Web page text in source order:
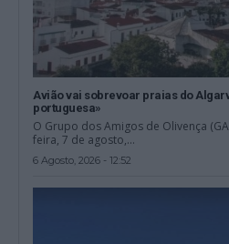
Avião vai sobrevoar praias do
portuguesa»
O Grupo dos Amigos de Olivença
feira, 7 de agosto,...
6 Agosto, 2026 - 12:52